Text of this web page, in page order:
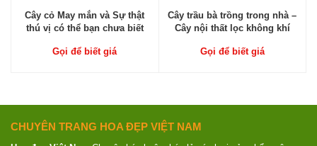
Cây cỏ May mắn và Sự thật
thú vị có thể bạn chưa biết
Gọi để biết giá
Cây trầu bà trồng trong nhà –
Cây nội thất lọc không khí
Gọi để biết giá
CHUYÊN TRANG HOA ĐẸP VIỆT NAM